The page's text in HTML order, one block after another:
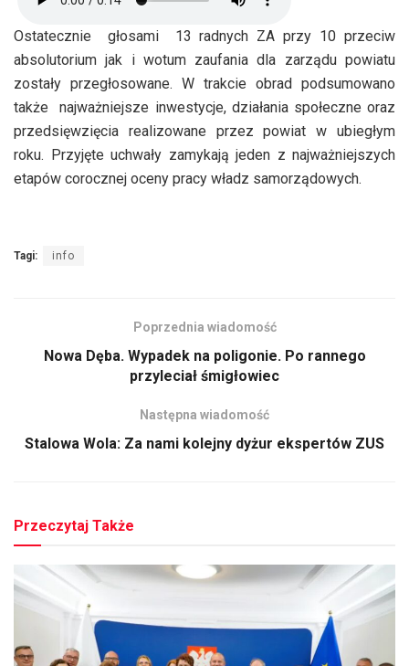
Ostatecznie głosami 13 radnych ZA przy 10 przeciw
absolutorium jak i wotum zaufania dla zarządu powiatu
zostały przegłosowane. W trakcie obrad podsumowano
także najważniejsze inwestycje, działania społeczne oraz
przedsięwzięcia realizowane przez powiat w ubiegłym
roku. Przyjęte uchwały zamykają jeden z najważniejszych
etapów corocznej oceny pracy władz samorządowych.
Tagi: info
Poprzednia wiadomość
Nowa Dęba. Wypadek na poligonie. Po rannego
przyleciał śmigłowiec
Następna wiadomość
Stalowa Wola: Za nami kolejny dyżur ekspertów ZUS
Przeczytaj Także